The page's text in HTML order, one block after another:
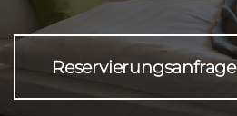
Reservierungsanfrage